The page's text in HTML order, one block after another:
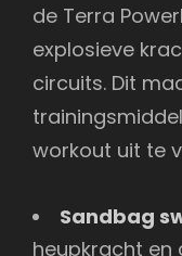
de Terra
explosieve
circuits. Dit
workout uit te
Sandbag
heupkracht en